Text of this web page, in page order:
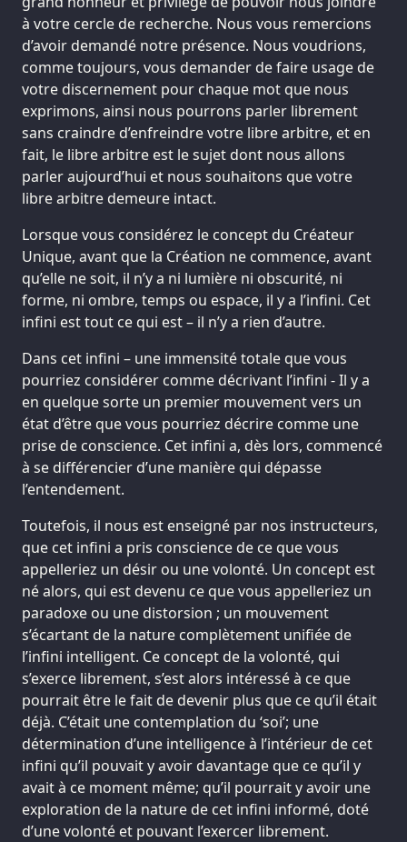
à votre cercle de recherche. Nous vous remercions
d’avoir demandé notre présence. Nous voudrions,
comme toujours, vous demander de faire usage de
votre discernement pour chaque mot que nous
exprimons, ainsi nous pourrons parler librement
sans craindre d’enfreindre votre libre arbitre, et en
fait, le libre arbitre est le sujet dont nous allons
parler aujourd’hui et nous souhaitons que votre
libre arbitre demeure intact.
Lorsque vous considérez le concept du Créateur
Unique, avant que la Création ne commence, avant
qu’elle ne soit, il n’y a ni lumière ni obscurité, ni
forme, ni ombre, temps ou espace, il y a l’infini. Cet
infini est tout ce qui est – il n’y a rien d’autre.
Dans cet infini – une immensité totale que vous
pourriez considérer comme décrivant l’infini - Il y a
en quelque sorte un premier mouvement vers un
état d’être que vous pourriez décrire comme une
prise de conscience. Cet infini a, dès lors, commencé
à se différencier d’une manière qui dépasse
l’entendement.
Toutefois, il nous est enseigné par nos instructeurs,
que cet infini a pris conscience de ce que vous
appelleriez un désir ou une volonté. Un concept est
né alors, qui est devenu ce que vous appelleriez un
paradoxe ou une distorsion ; un mouvement
s’écartant de la nature complètement unifiée de
l’infini intelligent. Ce concept de la volonté, qui
s’exerce librement, s’est alors intéressé à ce que
pourrait être le fait de devenir plus que ce qu’il était
déjà. C’était une contemplation du ‘soi’; une
détermination d’une intelligence à l’intérieur de cet
infini qu’il pouvait y avoir davantage que ce qu’il y
avait à ce moment même; qu’il pourrait y avoir une
exploration de la nature de cet infini informé, doté
d’une volonté et pouvant l’exercer librement.